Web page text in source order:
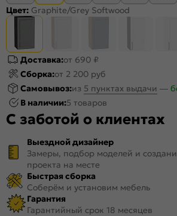
Цвет: Graphite/Grey Softwood
Доставка:от 690 ₽
Сборка:от 2 200 руб
Самовывоз:из 5 пунктах выдачи —
В наличии:5 товаров
С заботой о клиентах
Выездной дизайнер
Замеры, подбор моделей и
проекта на месте
Быстрая сборка
Соберём и установим мебель
Гарантия
Гарантийный срок 18 месяцев